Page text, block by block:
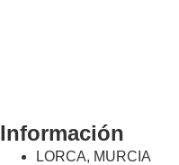
Información
LORCA, MURCIA